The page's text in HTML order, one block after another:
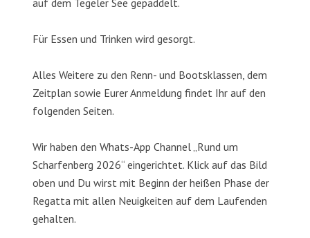
auf dem Tegeler See gepaddelt.
Für Essen und Trinken wird gesorgt.
Alles Weitere zu den Renn- und Bootsklassen, dem
Zeitplan sowie Eurer Anmeldung findet Ihr auf den
folgenden Seiten.
Wir haben den Whats-App Channel „Rund um
Scharfenberg 2026“ eingerichtet. Klick auf das Bild
oben und Du wirst mit Beginn der heißen Phase der
Regatta mit allen Neuigkeiten auf dem Laufenden
gehalten.